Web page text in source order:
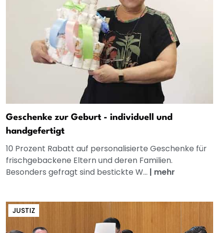
Geschenke zur Geburt - individuell und
handgefertigt
10 Prozent Rabatt auf personalisierte Geschenke für
frischgebackene Eltern und deren Familien.
Besonders gefragt sind bestickte W... | mehr
JUSTIZ